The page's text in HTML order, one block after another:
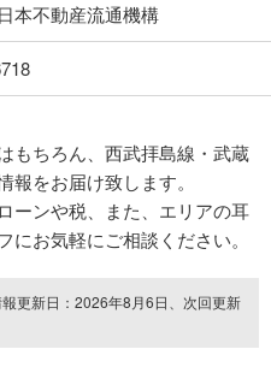
本不動産流通機構
もちろん、西武拝島線・武蔵
をお届け致します。
ーンや税、また、エリアの耳
お気軽にご相談ください。
更新日：2026年8月6日、次回更新